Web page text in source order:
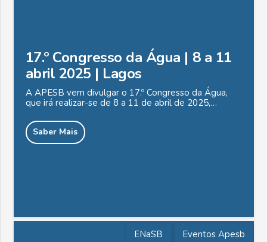
17.º Congresso da Água | 8 a 11
abril 2025 | Lagos
A APESB vem divulgar o 17.º Congresso da Água,
que irá realizar-se de 8 a 11 de abril de 2025,…
Saber Mais
ENaSB Eventos Apesb